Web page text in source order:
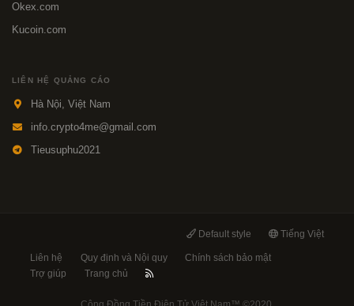
Okex.com
Kucoin.com
LIÊN HỆ QUẢNG CÁO
Hà Nội, Việt Nam
info.crypto4me@gmail.com
Tieusuphu2021
Default style Tiếng Việt
Liên hệ Quy định và Nội quy
Chính sách bảo mật
Trợ giúp
Trang chủ